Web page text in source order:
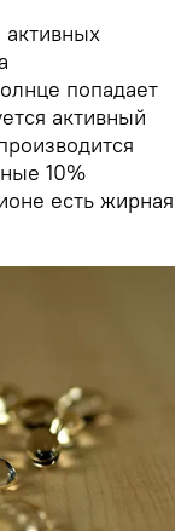
активных
попадает
активный
10%
есть жирная